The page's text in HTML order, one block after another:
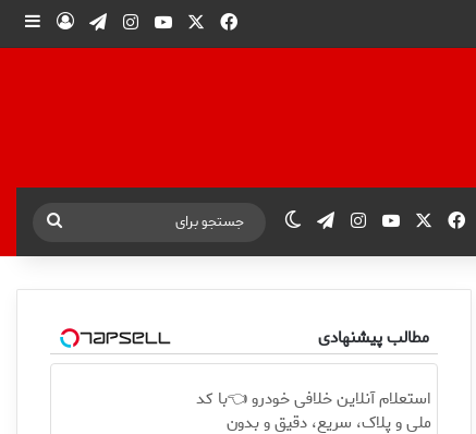
فیس بوکیوتیوباینستاگرام
تلگرامورود
فیس بوکیوتیوباینستاگرام
تلگرامتغییر پوسته
جستجو
برای
مطالب پیشنهادی
استعلام آنلاین خلافی خودرو 👈با کد
ملی و پلاک، سریع، دقیق و بدون